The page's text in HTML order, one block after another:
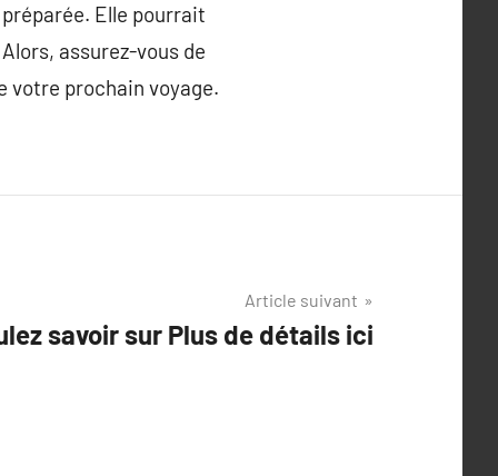
Elle pourrait
assurez-vous de
votre prochain voyage.
Article suivant
savoir sur Plus de détails ici